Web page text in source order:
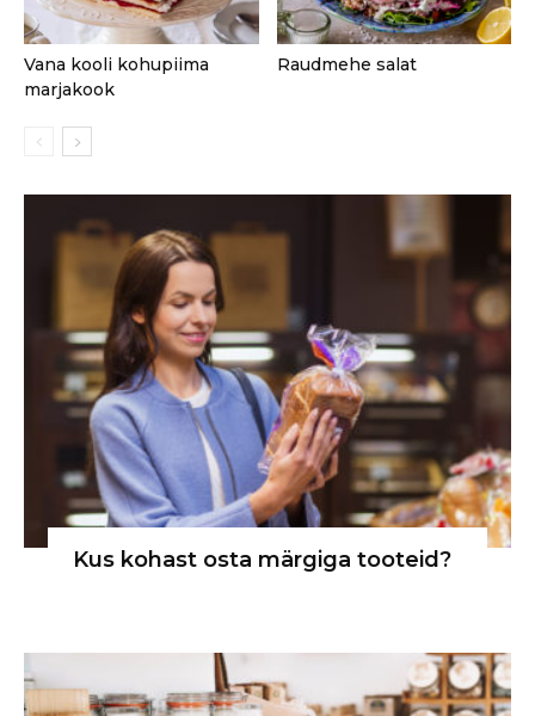
Vana kooli kohupiima
marjakook
Raudmehe salat
Kus kohast osta märgiga tooteid?